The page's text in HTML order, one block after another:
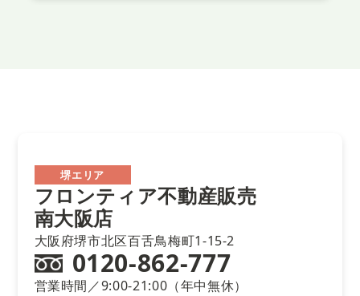
堺エリア
フロンティア不動産販売
南大阪店
大阪府堺市北区百舌鳥梅町1-15-2
0120-862-777
営業時間／9:00-21:00（年中無休）